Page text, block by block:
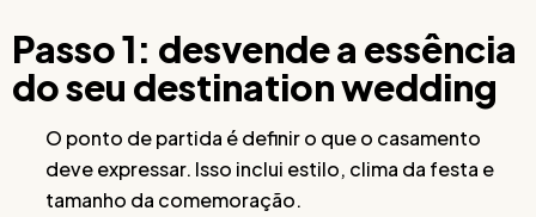
Passo 1: desvende a essência
do seu destination wedding
O ponto de partida é definir o que o casamento
deve expressar. Isso inclui estilo, clima da festa e
tamanho da comemoração.